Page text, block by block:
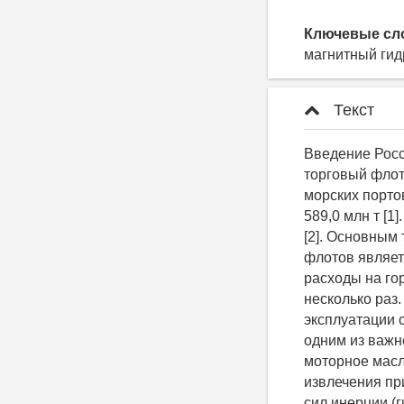
Ключевые
магнитный
Текст
Введение Российская Федерация имеет выход к трём океанам и двенадцати морям, и торговый флот для нее является неотъемной составляющей. Общий грузооборот морских портов России в 2013 г. увеличился на 3,9 % по сравнению с 2012 г. и составил 589,0 млн т [1]. В 2014 г. также наблюдался рост: 6,0 % к уровню января - октября 2013 г. [2]. Основным типом двигателя на всех современных судах как речного, так и морского флотов является двигатель внутреннего сгорания (ДВС). Следует отметить, что годовые расходы на горючесмазочные материалы могут превышать стоимость самого дизеля в несколько раз. В связи с тем, что потери мощности на износ при неправильной эксплуатации составляют в среднем 15-20 %, процесс регенерации масел является одним из важнейших в водном транспорте и неотложным. Если вовремя не заменять моторное масло, то износ ДВС увеличится на 150-200 % [3]. Основными механизмами извлечения примесей из вязких сред являются: действие сил гравитации (отстойники); сил инерции (гидроциклоны, центрифуги); ситовый эффект (фильтры) и сепарация под действием внешнего воздействия (сепараторы, классификаторы) [4]. Наиболее опасные примеси - продукты износа, которые в большинстве случаев являются магнитными. Эффективность очистки железосодержащих дисперсных сред может интенсифицироваться путем наложения магнитного поля на известные устройства [5]. Ярким примером успешного применения комбинированных методов очистки может служить магнитный гидроциклон (МГЦ). Расчёт электромагнитной системы гидроциклона Существуют различные конструкции МГЦ, однако наибольшую популярность получили гидроциклоны с радиальным